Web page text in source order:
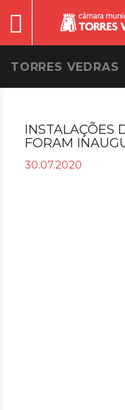
TORRES VEDRAS
INSTALAÇÕES
FORAM
30.07.2020